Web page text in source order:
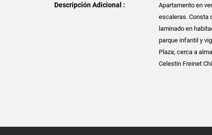
Descripción Adicional :
Apartamento en
escaleras. Consta
laminado en
parque infantil y
Plaza; cerca a
Celestin Freinet